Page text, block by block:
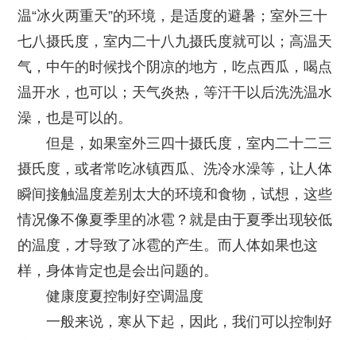
温“冰火两重天”的环境，是适度的避暑；室外三十
七八摄氏度，室内二十八九摄氏度就可以；高温天
气，中午的时候找个阴凉的地方，吃点西瓜，喝点
温开水，也可以；天气炎热，等汗干以后洗洗温水
澡，也是可以的。
但是，如果室外三四十摄氏度，室内二十二三
摄氏度，或者常吃冰镇西瓜、洗冷水澡等，让人体
瞬间接触温度差别太大的环境和食物，试想，这些
情况像不像夏季里的冰雹？就是由于夏季出现较低
的温度，才导致了冰雹的产生。而人体如果也这
样，身体肯定也是会出问题的。
健康度夏控制好空调温度
一般来说，寒从下起，因此，我们可以控制好